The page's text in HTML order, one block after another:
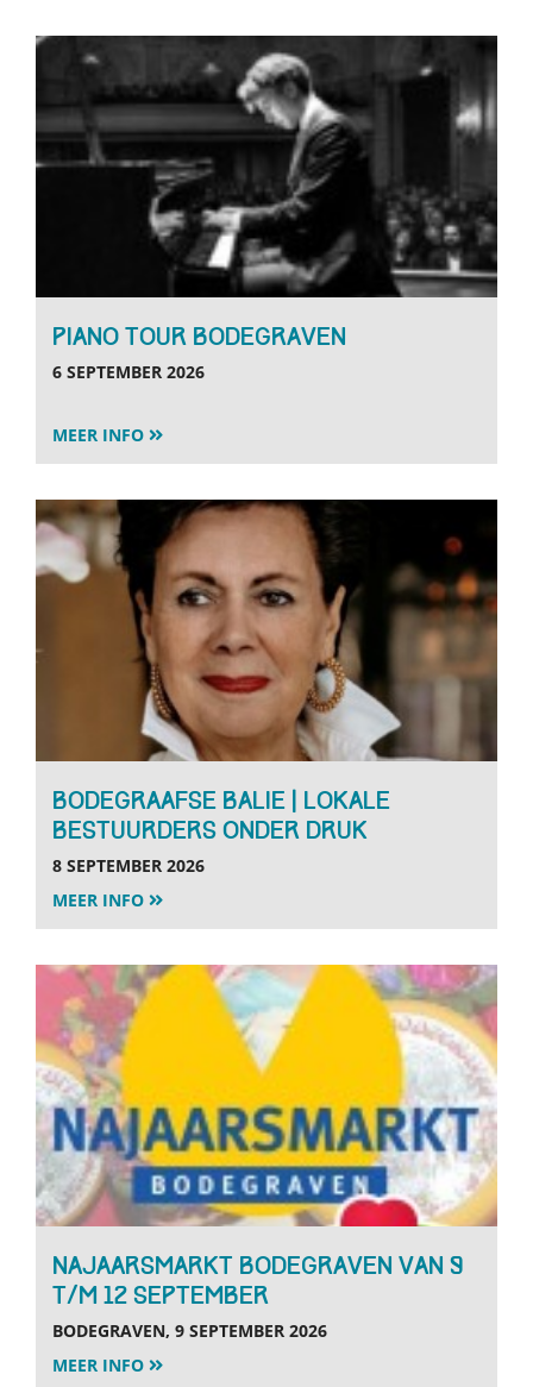
PIANO TOUR BODEGRAVEN
6 SEPTEMBER 2026
MEER INFO
BODEGRAAFSE BALIE | LOKALE
BESTUURDERS ONDER DRUK
8 SEPTEMBER 2026
MEER INFO
Najaarsmarkt Bodegraven van 9
t/m 12 september
BODEGRAVEN, 9 SEPTEMBER 2026
MEER INFO